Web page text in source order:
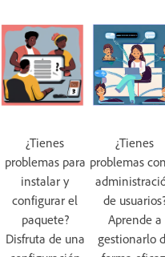
¿Tienes
problemas para
instalar y
configurar el
paquete?
Disfruta de una
¿Tienes
problemas
de
Aprende a
gestionarlo